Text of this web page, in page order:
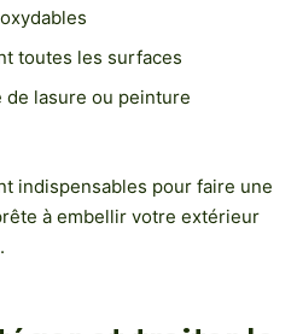
toutes les surfaces
lasure ou peinture
indispensables pour faire une
à embellir votre extérieur